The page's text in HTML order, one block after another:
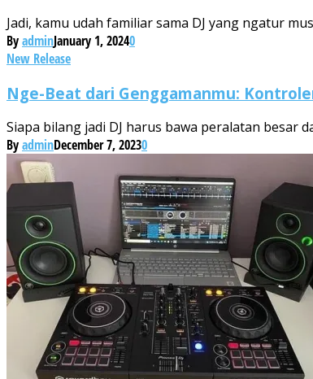
Jadi, kamu udah familiar sama DJ yang ngatur
ByadminJanuary 1, 20240
New Release
Nge-Beat dari Genggamanmu:
Siapa bilang jadi DJ harus bawa peralatan besar
ByadminDecember 7, 20230